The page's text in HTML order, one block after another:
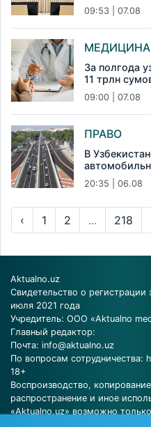
09:53 | 07.08
МЕДИЦИНА
За полгода
11 трлн
09:00 | 07.08
ПРАВО
В
20:35 | 06.08
‹ 1 2 ... 218
Aktualno.uz
Свидетельство о
июля 2021 года
Учредитель: ООО «Aktualno
Главный редактор:
Почта: info@aktualno.uz
По вопросам сотрудничества:
18+
Воспроизводство,
распространение и иное
«Aktualno.uz» возможно